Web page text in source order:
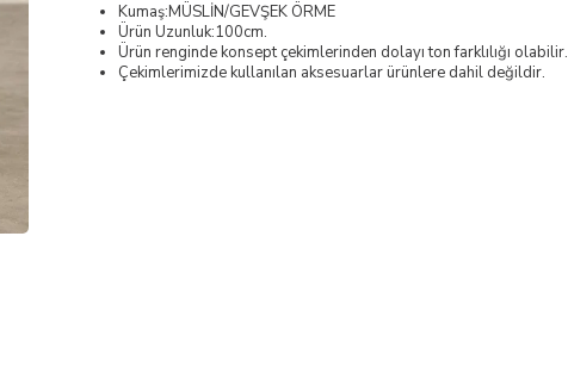
Kumaş:MÜSLİN/GEVŞEK ÖRME
Ürün Uzunluk:100cm.
Ürün renginde konsept çekimlerinden dolayı ton farklılığı olabilir.
Çekimlerimizde kullanılan aksesuarlar ürünlere dahil değildir.